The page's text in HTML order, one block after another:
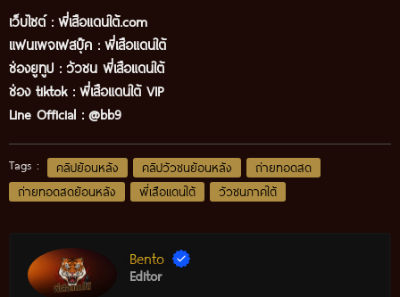
เว็บไซต์ : พี่เสือแดนใต้.com
แฟนเพจเฟสบุ๊ค : พี่เสือแดนใต้
ช่องยูทูป : วัวชน พี่เสือแดนใต้
ช่อง tiktok : พี่เสือแดนใต้ VIP
Line Official : @bb9
Tags : คลิปย้อนหลัง คลิปวัวชนย้อนหลัง
ถ่ายทอดสด
ถ่ายทอดสดย้อนหลัง
พี่เสือแดนใต้ วัวชนภาคใต้
Bento
Editor